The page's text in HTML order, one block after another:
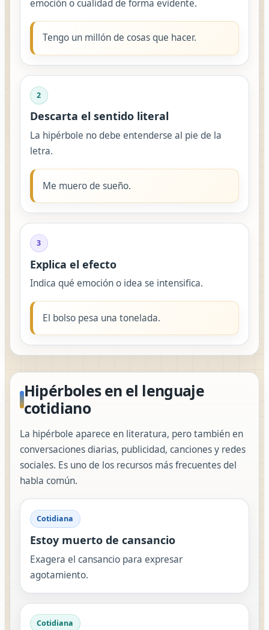
emoción o cualidad de forma evidente.
Tengo un millón de cosas que hacer.
2
Descarta el sentido literal
La hipérbole no debe entenderse al pie de la
letra.
Me muero de sueño.
3
Explica el efecto
Indica qué emoción o idea se intensifica.
El bolso pesa una tonelada.
Hipérboles en el lenguaje
cotidiano
La hipérbole aparece en literatura, pero también en
conversaciones diarias, publicidad, canciones y redes
sociales. Es uno de los recursos más frecuentes del
habla común.
Cotidiana
Estoy muerto de cansancio
Exagera el cansancio para expresar
agotamiento.
Cotidiana